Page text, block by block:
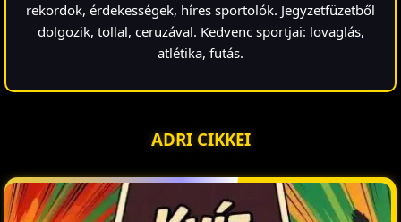
rekordok, érdekességek, híres sportolók. Jegyzetfüzetből
dolgozik, tollal, ceruzával. Kedvenc sportjai: lovaglás,
atlétika, futás.
ADRI CIKKEI